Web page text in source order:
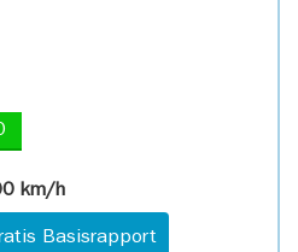
km/h
Basisrapport